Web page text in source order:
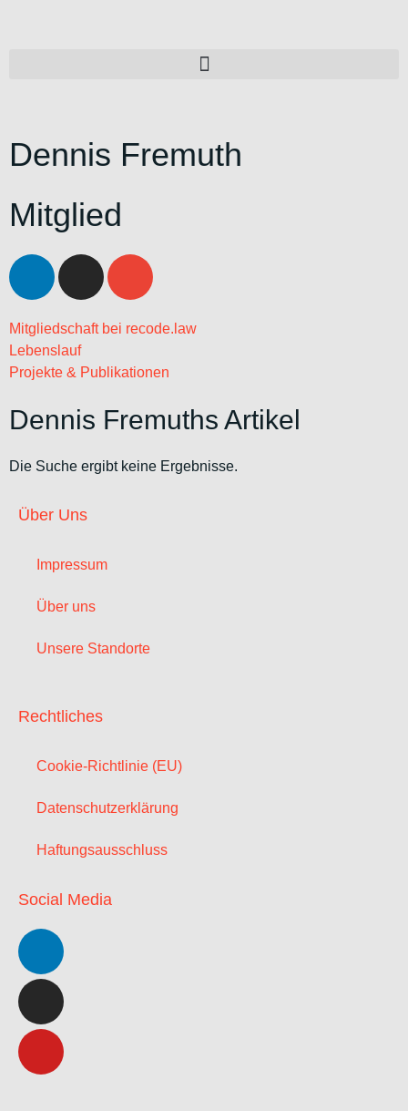
Dennis Fremuth
Mitglied
Mitgliedschaft bei recode.law
Lebenslauf
Projekte & Publikationen
Dennis Fremuths Artikel
Die Suche ergibt keine Ergebnisse.
Über Uns
Impressum
Über uns
Unsere Standorte
Rechtliches
Cookie-Richtlinie (EU)
Datenschutzerklärung
Haftungsausschluss
Social Media